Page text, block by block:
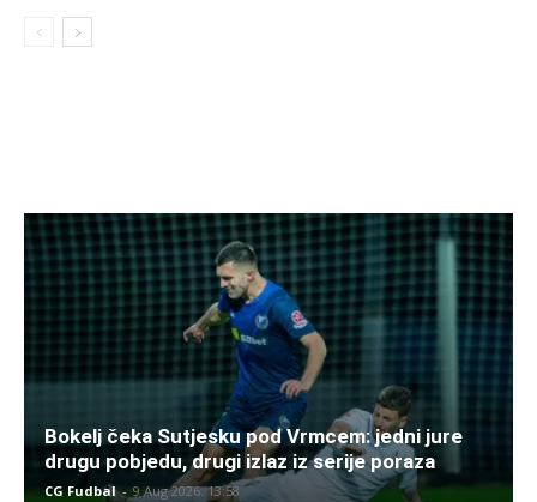
Bokelj čeka Sutjesku pod Vrmcem: jedni jure
drugu pobjedu, drugi izlaz iz serije poraza
CG Fudbal - 9 Aug 2026. 13:58